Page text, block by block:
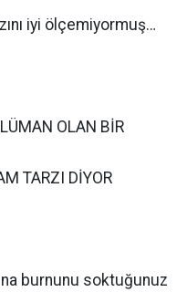
iyi ölçemiyormuş…
OLAN BİR
TARZI DİYOR
burnunu soktuğunuz